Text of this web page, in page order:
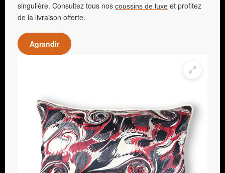
singulière. Consultez tous nos coussins de luxe et profitez
de la livraison offerte.
Agrandir